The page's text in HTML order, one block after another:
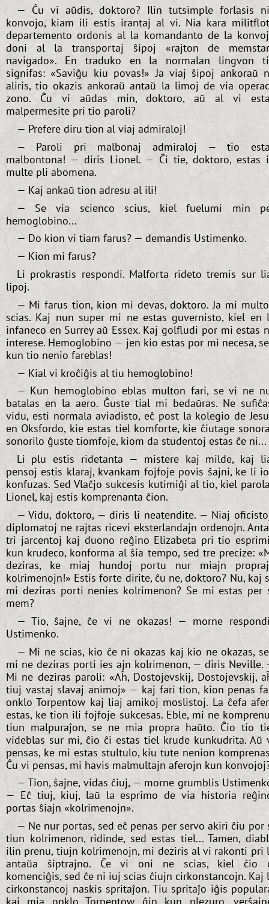
— Ĉu vi aŭdis, doktoro? Ilin tutsimple forlasis
konvojo, kiam ili estis irantaj al vi. Nia kara
departemento ordonis al la komandanto de la
doni al la transportaj ŝipoj «rajton de
navigado». En traduko en la normalan lingvon
signifas: «Saviĝu kiu povas!» Ja viaj ŝipoj ankoraŭ
aliris, tio okazis ankoraŭ antaŭ la limoj de via
zono. Ĉu vi aŭdas min, doktoro, aŭ al vi
malpermesite pri tio paroli?
— Prefere diru tion al viaj admiraloj!
— Paroli pri malbonaj admiraloj — tio
malbontona! — diris Lionel. — Ĉi tie, doktoro, estas
multe pli abomena.
— Kaj ankaŭ tion adresu al ili!
— Se via scienco scius, kiel fuelumi min
hemoglobino...
— Do kion vi tiam farus? — demandis Ustimenko.
— Kion mi farus?
Li prokrastis respondi. Malforta rideto tremis sur
lipoj.
— Mi farus tion, kion mi devas, doktoro. Ja mi
scias. Kaj nun super mi ne estas guvernisto, kiel en
infaneco en Surrey aŭ Essex. Kaj golfludi por mi estas
interese. Hemoglobino — jen kio estas por mi necesa,
kun tio nenio fareblas!
— Kial vi kroĉiĝis al tiu hemoglobino!
— Kun hemoglobino eblas multon fari, se vi ne
batalas en la aero. Ĝuste tial mi bedaŭras. Ne
vidu, esti normala aviadisto, eĉ post la kolegio de
en Oksfordo, kie estas tiel komforte, kie ĉiutage
sonorilo ĝuste tiomfoje, kiom da studentoj estas ĉe ni...
Li plu estis ridetanta — mistere kaj milde, kaj
pensoj estis klaraj, kvankam fojfoje povis ŝajni, ke li
konfuzas. Sed Vlaĉjo sukcesis kutimiĝi al tio, kiel
Lionel, kaj estis komprenanta ĉion.
— Vidu, doktoro, — diris li neatendite. — Niaj
diplomatoj ne rajtas ricevi eksterlandajn ordenojn.
tri jarcentoj kaj duono reĝino Elizabeta pri tio
kun krudeco, konforma al ŝia tempo, sed tre precize:
deziras, ke miaj hundoj portu nur miajn
kolrimenojn!» Estis forte dirite, ĉu ne, doktoro? Nu, kaj
mi deziras porti nenies kolrimenon? Se mi estas per
mem?
— Tio, ŝajne, ĉe vi ne okazas! — morne
Ustimenko.
— Mi ne scias, kio ĉe ni okazas kaj kio ne okazas,
mi ne deziras porti ies ajn kolrimenon, — diris Neville.
Mi ne deziras paroli: «Aĥ, Dostojevskij, Dostojevskij,
tiuj vastaj slavaj animoj» — kaj fari tion, kion penas
onklo Torpentow kaj liaj amikoj moslistoj. La ĉefa
estas, ke tion ili fojfoje sukcesas. Eble, mi ne
tiun malpuraĵon, se ne mia propra haŭto. Ĉio tio
videblas sur mi, ĉio ĉi estas tiel krude kunkudrita. Aŭ
pensas, ke mi estas stultulo, kiu tute nenion
Ĉu vi pensas, mi havis malmultajn aferojn kun
— Tion, ŝajne, vidas ĉiuj, — morne grumblis
— Eĉ tiuj, kiuj, laŭ la esprimo de via historia
portas ŝiajn «kolrimenojn».
— Ne nur portas, sed eĉ penas per servo akiri ĉiu por
tiun kolrimenon, ridinde, sed estas tiel... Tamen,
ilin prenu, tiujn kolrimenojn, mi deziris al vi rakonti pri
antaŭa ŝiptrajno. Ĉe vi oni ne scias, kiel ĉio
komenciĝis, sed ĉe ni iuj scias ĉiujn cirkonstancojn. Kaj
cirkonstancoj naskis spritaĵon. Tiu spritaĵo iĝis